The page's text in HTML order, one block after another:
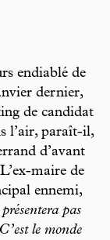
endiablé de
dernier,
de candidat
l’air, paraît-il,
d’avant
maire de
ennemi,
pas
le monde